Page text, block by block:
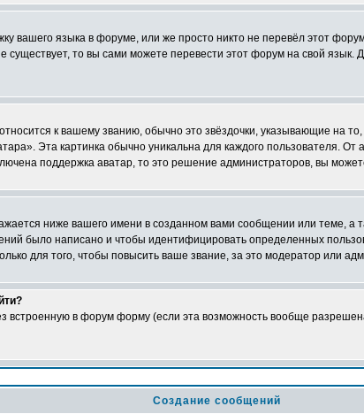
вашего языка в форуме, или же просто никто не перевёл этот
существует, то вы сами можете перевести этот форум на свой
к вашему званию, обычно это звёздочки, указывающие на
Эта картинка обычно уникальна для каждого пользователя.
поддержка аватар, то это решение администраторов, вы
ниже вашего имени в созданном вами сообщении или теме, а
было написано и чтобы идентифицировать определенных
для того, чтобы повысить ваше звание, за это модератор или
встроенную в форум форму (если эта возможность вообще
Создание сообщений